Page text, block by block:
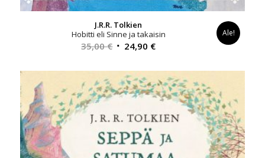
J.R.R. Tolkien
Hobitti eli Sinne ja takaisin
35,00€ Alkuperäinen
oli:
35,00 €.
24,90 €Nykyinen
on:
24,90 €.
Ale!